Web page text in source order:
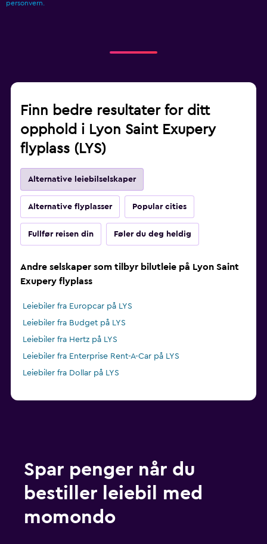
personvern.
Finn bedre resultater for ditt
opphold i Lyon Saint Exupery
flyplass (LYS)
Alternative leiebilselskaper
Alternative flyplasser Popular cities
Fullfør reisen din Føler du deg heldig
Andre selskaper som tilbyr bilutleie på Lyon Saint
Exupery flyplass
Leiebiler fra Europcar på LYS
Leiebiler fra Budget på LYS
Leiebiler fra Hertz på LYS
Leiebiler fra Enterprise Rent-A-Car på LYS
Leiebiler fra Dollar på LYS
Spar penger når du
bestiller leiebil med
momondo